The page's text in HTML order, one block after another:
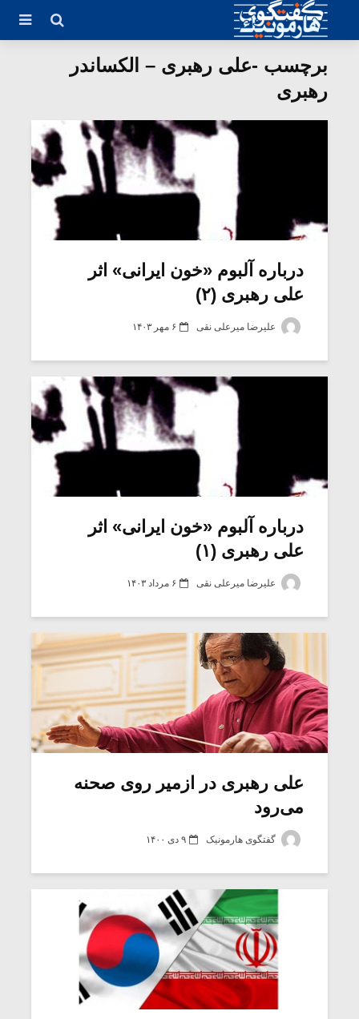
برچسب -علی رهبری – الکساندر
رهبری
درباره آلبوم «خون ایرانی» اثر
علی رهبری (۲)
علیرضا میرعلی نقی ۶ مهر ۱۴۰۳
درباره آلبوم «خون ایرانی» اثر
علی رهبری (۱)
علیرضا میرعلی نقی ۶ مرداد ۱۴۰۳
علی رهبری در ازمیر روی صحنه
می‌رود
گفتگوی هارمونیک ۹ دی ۱۴۰۰
میکلوش روژا